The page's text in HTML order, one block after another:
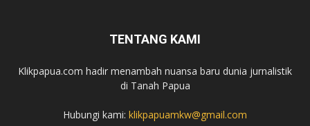
TENTANG KAMI
Klikpapua.com hadir menambah nuansa baru dunia jurnalistik
di Tanah Papua
Hubungi kami: klikpapuamkw@gmail.com